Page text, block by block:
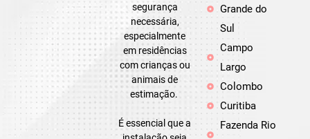
segurança
necessária,
especialmente
em residências
com crianças ou
animais de
estimação.
É essencial que a
Grande do
Sul
Campo
Largo
Colombo
Curitiba
Fazenda Rio